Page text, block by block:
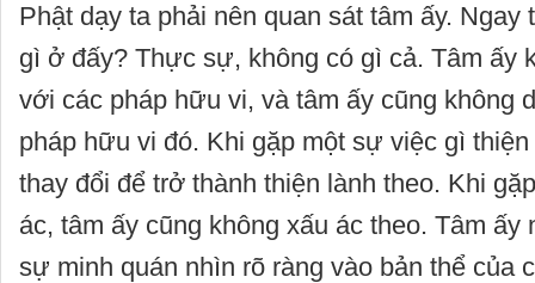
Phật dạy ta phải nên quan sát tâm ấy. Ngay
gì ở đấy? Thực sự, không có gì cả. Tâm ấy
với các pháp hữu vi, và tâm ấy cũng không
pháp hữu vi đó. Khi gặp một sự việc gì
thay đổi để trở thành thiện lành theo. Khi
ác, tâm ấy cũng không xấu ác theo. Tâm ấy
sự minh quán nhìn rõ ràng vào bản thể của